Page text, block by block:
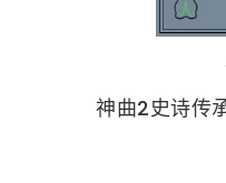
神曲2史诗传